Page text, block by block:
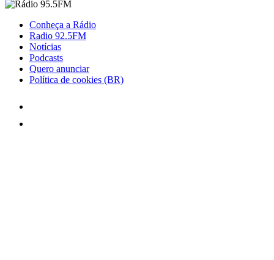
Conheça a Rádio
Radio 92.5FM
Notícias
Podcasts
Quero anunciar
Política de cookies (BR)